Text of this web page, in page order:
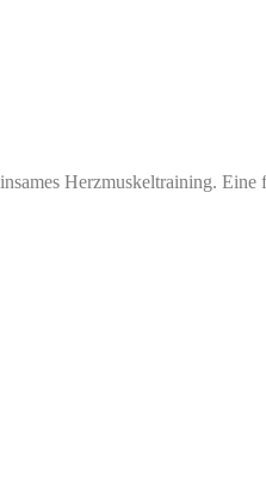
Herzmuskeltraining. Eine